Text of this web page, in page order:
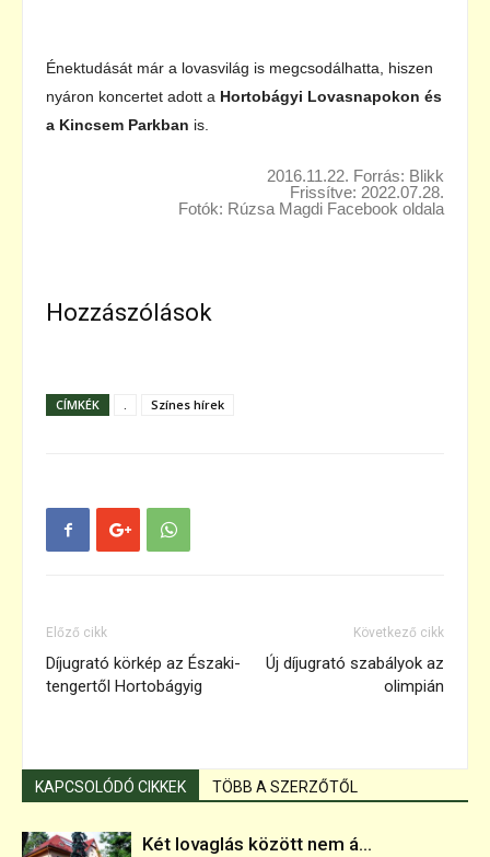
Énektudását már a lovasvilág is megcsodálhatta, hiszen
nyáron koncertet adott a Hortobágyi Lovasnapokon és
a Kincsem Parkban is.
2016.11.22. Forrás: Blikk
Frissítve: 2022.07.28.
Fotók: Rúzsa Magdi Facebook oldala
Hozzászólások
CÍMKÉK . Színes hírek
Előző cikk
Díjugrató körkép az Északi-
tengertől Hortobágyig
Következő cikk
Új díjugrató szabályok az
olimpián
KAPCSOLÓDÓ CIKKEK TÖBB A SZERZŐTŐL
Két lovaglás között nem á...